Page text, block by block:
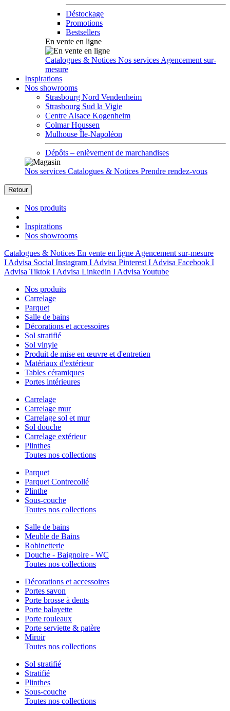
Déstockage
Promotions
Bestsellers
En vente en ligne
Catalogues & Notices Nos services Agencement sur-
mesure
Inspirations
Nos showrooms
Strasbourg Nord Vendenheim
Strasbourg Sud la Vigie
Centre Alsace Kogenheim
Colmar Houssen
Mulhouse Île-Napoléon
Dépôts – enlèvement de marchandises
Nos services Catalogues & Notices Prendre rendez-vous
Retour
Nos produits
Inspirations
Nos showrooms
Catalogues & Notices En vente en ligne Agencement sur-mesure
I Advisa Social Instagram I Advisa Pinterest I Advisa Facebook I
Advisa Tiktok I Advisa Linkedin I Advisa Youtube
Nos produits
Carrelage
Parquet
Salle de bains
Décorations et accessoires
Sol stratifié
Sol vinyle
Produit de mise en œuvre et d'entretien
Matériaux d'extérieur
Tables céramiques
Portes intérieures
Carrelage
Carrelage mur
Carrelage sol et mur
Sol douche
Carrelage extérieur
Plinthes
Toutes nos collections
Parquet
Parquet Contrecollé
Plinthe
Sous-couche
Toutes nos collections
Salle de bains
Meuble de Bains
Robinetterie
Douche - Baignoire - WC
Toutes nos collections
Décorations et accessoires
Portes savon
Porte brosse à dents
Porte balayette
Porte rouleaux
Porte serviette & patère
Miroir
Toutes nos collections
Sol stratifié
Stratifié
Plinthes
Sous-couche
Toutes nos collections